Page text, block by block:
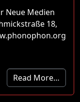
Neue Medien
18,
Read More…